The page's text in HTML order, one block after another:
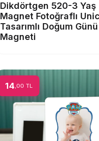
Dikdörtgen 520-3 Yaş
Magnet Fotoğraflı
Tasarımlı Doğum
Magneti
14 ,00 TL